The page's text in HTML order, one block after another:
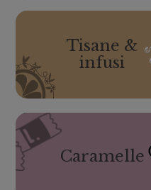
Tisane &
infusi
Caramelle